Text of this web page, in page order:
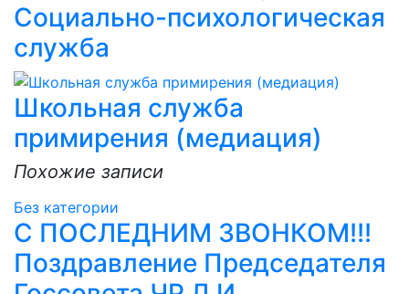
Социально-психологическая
служба
Школьная служба
примирения (медиация)
Похожие записи
Без категории
С ПОСЛЕДНИМ ЗВОНКОМ!!!
Поздравление Председателя